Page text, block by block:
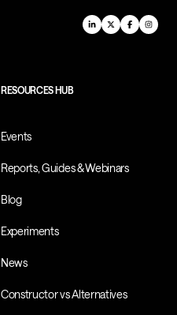
RESOURCES HUB
Events
Reports, Guides & Webinars
Blog
Experiments
News
Constructor vs Alternatives